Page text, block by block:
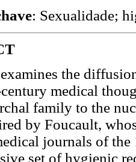
: Sexualidade;
the
medical
family to the
by Foucault,
journals of
set of hygienic